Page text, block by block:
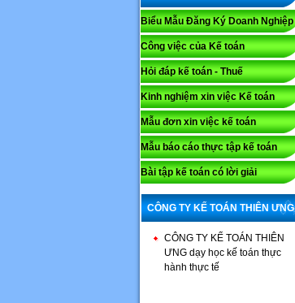
Biểu Mẫu Đăng Ký Doanh Nghiệp
Công việc của Kế toán
Hỏi đáp kế toán - Thuế
Kinh nghiệm xin việc Kế toán
Mẫu đơn xin việc kế toán
Mẫu báo cáo thực tập kế toán
Bài tập kế toán có lời giải
CÔNG TY KẾ TOÁN THIÊN ƯNG
CÔNG TY KẾ TOÁN THIÊN
ƯNG dạy học kế toán thực
hành thực tế